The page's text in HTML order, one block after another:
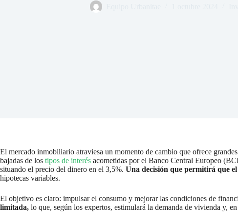
El mercado inmobiliario atraviesa un momento de cambio que ofrece
bajadas de los tipos de interés acometidas por el Banco Central Europeo
situando el precio del dinero en el 3,5%. Una decisión que permitirá que
hipotecas variables.
El objetivo es claro: impulsar el consumo y mejorar las condiciones de
limitada, lo que, según los expertos, estimulará la demanda de vivienda y,